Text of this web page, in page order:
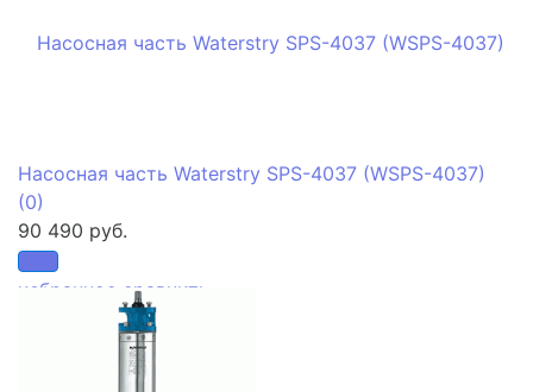
избранное сравнить
Насосная часть Waterstry SPS-4037 (WSPS-4037)
(0)
90 490 руб.